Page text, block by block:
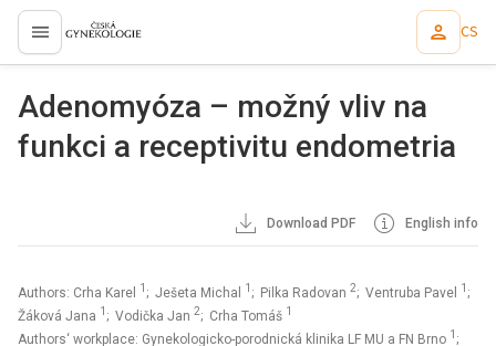
proLékaře.cz CS
Adenomyóza – možný vliv na
funkci a receptivitu endometria
Download PDF English info
Authors: Crha Karel 1 ; Ješeta Michal 1 ; Pilka Radovan 2; Ventruba Pavel 1 ;
Žáková Jana 1 ; Vodička Jan 2; Crha Tomáš 1
Authors‘ workplace: Gynekologicko-porodnická klinika LF MU a FN Brno 1 ;